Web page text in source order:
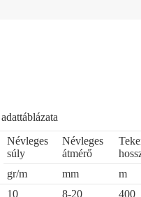
Névleges
súly
Névleges
átmérő
gr/m mm m
10 8-20 400